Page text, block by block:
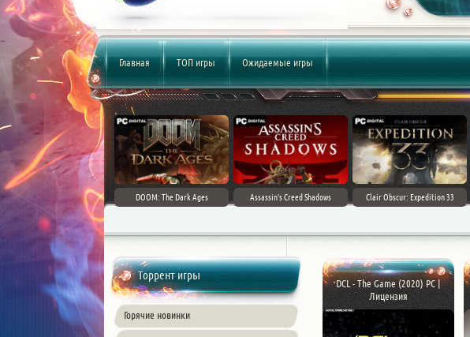
Главная ТОП игры Ожидаемые игры
DOOM: The Dark Ages Assassin's Creed Shadows Clair Obscur: Expedition 33
Торрент игры
Горячие новинки
DCL - The Game (2020) PC |
Лицензия